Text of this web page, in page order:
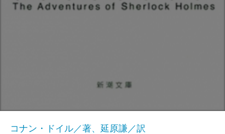
コナン・ドイル／著、延原謙／訳